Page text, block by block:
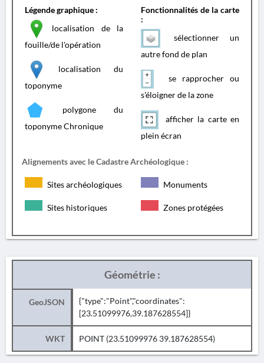
Légende graphique :
localisation de la
fouille/de l'opération
localisation du
toponyme
polygone du
toponyme Chronique
Fonctionnalités de la carte
:
sélectionner un
autre fond de plan
se rapprocher ou
s'éloigner de la zone
afficher la carte en
plein écran
Alignements avec le Cadastre Archéologique :
Sites archéologiques Monuments
Sites historiques Zones protégées
Géométrie :
GeoJSON
{"type":"Point","coordinates":
[23.51099976,39.187628554]}
WKT POINT (23.51099976 39.187628554)